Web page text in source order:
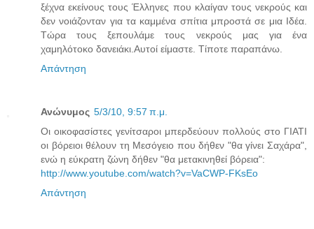
ξέχνα εκείνους τους Έλληνες που κλαίγαν τους νεκρούς και
δεν νοιάζονταν για τα καμμένα σπίτια μπροστά σε μια Ιδέα.
Τώρα τους ξεπουλάμε τους νεκρούς μας για ένα
χαμηλότοκο δανειάκι.Αυτοί είμαστε. Τίποτε παραπάνω.
Απάντηση
Ανώνυμος 5/3/10, 9:57 π.μ.
Οι οικοφασίστες γενίτσαροι μπερδεύουν πολλούς στο ΓΙΑΤΙ
οι βόρειοι θέλουν τη Μεσόγειο που δήθεν "θα γίνει Σαχάρα",
ενώ η εύκρατη ζώνη δήθεν "θα μετακινηθεί βόρεια":
http://www.youtube.com/watch?v=VaCWP-FKsEo
Απάντηση